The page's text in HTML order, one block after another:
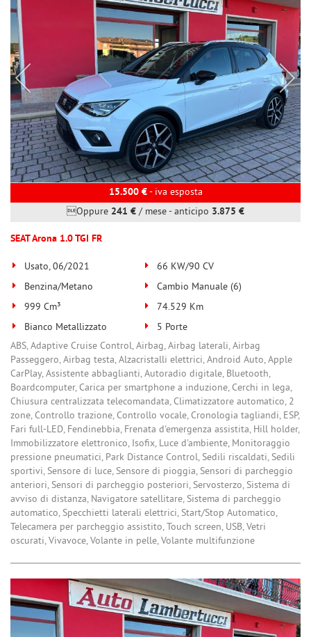
15.500 €- iva esposta
Oppure 241 € / mese-anticipo 3.875 €
SEAT Arona 1.0 TGI FR
Usato, 06/2021
66 KW/90 CV
Benzina/Metano
Cambio Manuale (6)
999 Cm³
74.529 Km
Bianco Metallizzato
5 Porte
ABS, Adaptive Cruise Control, Airbag, Airbag laterali, Airbag
Passeggero, Airbag testa, Alzacristalli elettrici, Android Auto, Apple
CarPlay, Assistente abbaglianti, Autoradio digitale, Bluetooth,
Boardcomputer, Carica per smartphone a induzione, Cerchi in lega,
Chiusura centralizzata telecomandata, Climatizzatore automatico, 2
zone, Controllo trazione, Controllo vocale, Cronologia tagliandi, ESP,
Fari full-LED, Fendinebbia, Frenata d'emergenza assistita, Hill holder,
Immobilizzatore elettronico, Isofix, Luce d'ambiente, Monitoraggio
pressione pneumatici, Park Distance Control, Sedili riscaldati, Sedili
sportivi, Sensore di luce, Sensore di pioggia, Sensori di parcheggio
anteriori, Sensori di parcheggio posteriori, Servosterzo, Sistema di
avviso di distanza, Navigatore satellitare, Sistema di parcheggio
automatico, Specchietti laterali elettrici, Start/Stop Automatico,
Telecamera per parcheggio assistito, Touch screen, USB, Vetri
oscurati, Vivavoce, Volante in pelle, Volante multifunzione